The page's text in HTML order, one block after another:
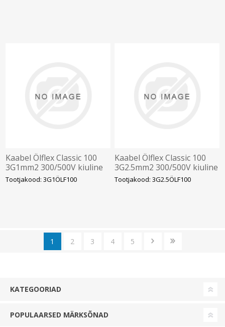
Kaabel Ölflex Classic 100
3G1mm2 300/500V kiuline
vär.sooned
Tootjakood: 3G1ÖLF100
Kaabel Ölflex Classic 100
3G2.5mm2 300/500V kiuline
värvilised sooned
Tootjakood: 3G2.5ÖLF100
1 2 3 4 5
KATEGOORIAD
POPULAARSED MÄRKSÕNAD